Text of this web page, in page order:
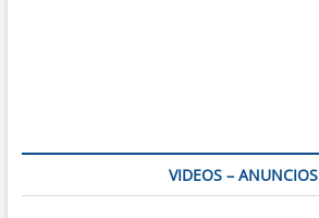
VIDEOS – ANUNCIOS